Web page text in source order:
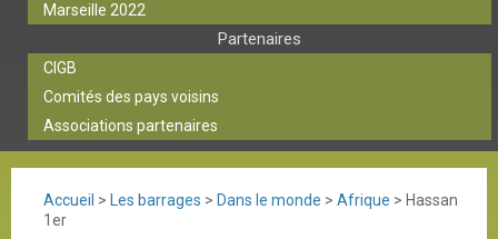
Marseille 2022
Partenaires
CIGB
Comités des pays voisins
Associations partenaires
Accueil > Les barrages > Dans le monde > Afrique > Hassan
1er